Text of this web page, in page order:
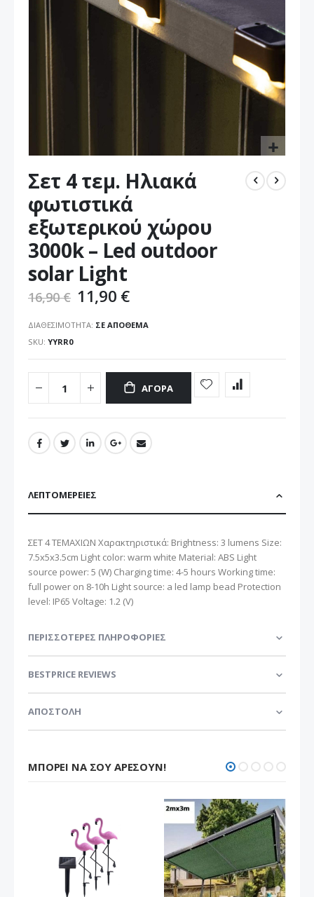
στην
αρχή
της
συλλογής
εικόνων
Σετ 4 τεμ. Ηλιακά
φωτιστικά
εξωτερικού χώρου
3000k – Led outdoor
solar Light
16,90 € 11,90 €
ΔΙΑΘΕΣΙΜΌΤΗΤΑ: ΣΕ ΑΠΌΘΕΜΑ
SKU YYRR0
ΑΓΟΡΆ
ΛΕΠΤΟΜΈΡΕΙΕΣ
ΣΕΤ 4 ΤΕΜΑΧΙΩΝ Χαρακτηριστικά: Brightness: 3 lumens Size:
7.5x5x3.5cm Light color: warm white Material: ABS Light
source power: 5 (W) Charging time: 4-5 hours Working time:
full power on 8-10h Light source: a led lamp bead Protection
level: IP65 Voltage: 1.2 (V)
ΠΕΡΙΣΣΌΤΕΡΕΣ ΠΛΗΡΟΦΟΡΊΕΣ
BESTPRICE REVIEWS
ΑΠΟΣΤΟΛΗ
ΜΠΟΡΕΊ ΝΑ ΣΟΥ ΑΡΈΣΟΥΝ!